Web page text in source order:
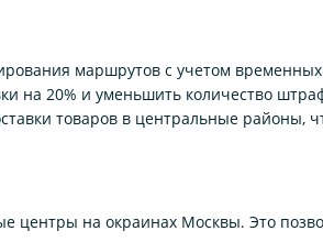
маршрутов с учетом
на 20% и уменьшить количество
товаров в центральные районы,
центры на окраинах Москвы. Это